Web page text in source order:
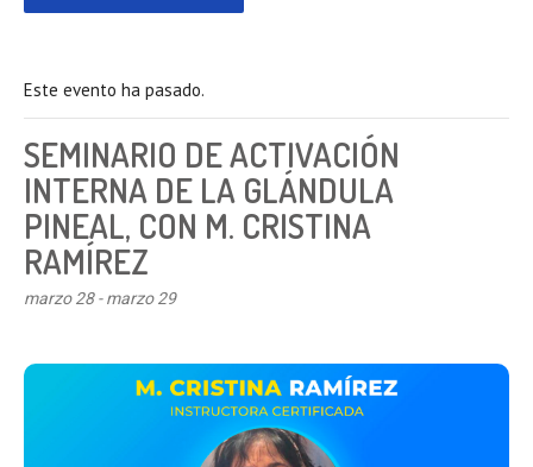
Este evento ha pasado.
SEMINARIO DE ACTIVACIÓN
INTERNA DE LA GLÁNDULA
PINEAL, CON M. CRISTINA
RAMÍREZ
marzo 28-marzo 29